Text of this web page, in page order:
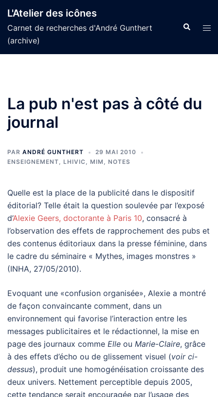
au
contenu
L'Atelier des icônes
Carnet de recherches d'André Gunthert
(archive)
La pub n'est pas à côté du
journal
PAR ANDRÉ GUNTHERT
29 MAI 2010
ENSEIGNEMENT, LHIVIC , MIM , NOTES
Quelle est la place de la publicité dans le dispositif
éditorial? Telle était la question soulevée par l’exposé
d’Alexie Geers, doctorante à Paris 10, consacré à
l’observation des effets de rapprochement des pubs et
des contenus éditoriaux dans la presse féminine, dans
le cadre du séminaire « Mythes, images monstres »
(INHA, 27/05/2010).
Evoquant une «confusion organisée», Alexie a montré
de façon convaincante comment, dans un
environnement qui favorise l’interaction entre les
messages publicitaires et le rédactionnel, la mise en
page des journaux comme Elle ou Marie-Claire, grâce
à des effets d’écho ou de glissement visuel (voir ci-
dessus), produit une homogénéisation croissante des
deux univers. Nettement perceptible depuis 2005,
cette tendance serait encouragée par l’usage des